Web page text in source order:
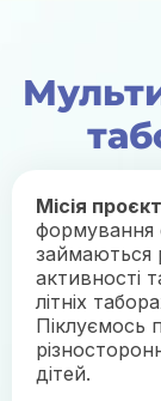
Місія
формування
займаються
активності
літніх
Піклуємось
дітей.